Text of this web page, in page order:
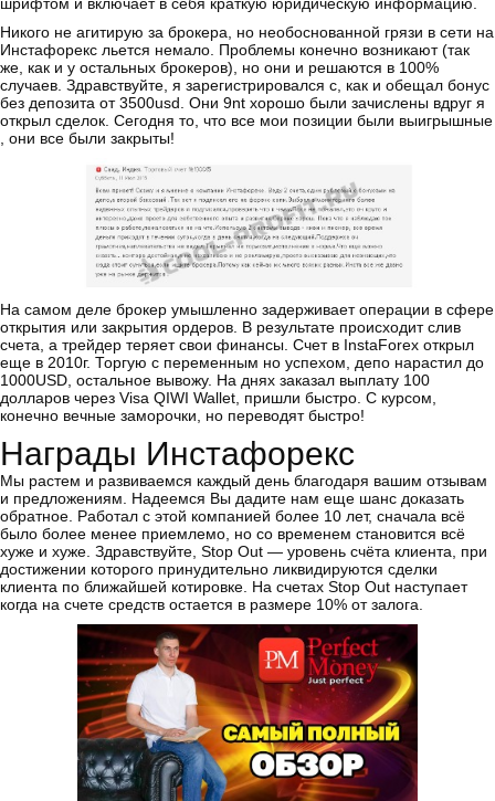
Никого не агитирую за брокера, но необоснованной грязи в сети на
Инстафорекс льется немало. Проблемы конечно возникают (так
же, как и у остальных брокеров), но они и решаются в 100%
случаев. Здравствуйте, я зарегистрировался с, как и обещал бонус
без депозита от 3500usd. Они 9nt хорошо были зачислены вдруг я
открыл сделок. Сегодня то, что все мои позиции были выигрышные
, они все были закрыты!
На самом деле брокер умышленно задерживает операции в сфере
открытия или закрытия ордеров. В результате происходит слив
счета, а трейдер теряет свои финансы. Счет в InstaForex открыл
еще в 2010г. Торгую с переменным но успехом, депо нарастил до
1000USD, остальное вывожу. На днях заказал выплату 100
долларов через Visa QIWI Wallet, пришли быстро. С курсом,
конечно вечные заморочки, но переводят быстро!
Награды Инстафорекс
Мы растем и развиваемся каждый день благодаря вашим отзывам
и предложениям. Надеемся Вы дадите нам еще шанс доказать
обратное. Работал с этой компанией более 10 лет, сначала всё
было более менее приемлемо, но со временем становится всё
хуже и хуже. Здравствуйте, Stop Out — уровень счёта клиента, при
достижении которого принудительно ликвидируются сделки
клиента по ближайшей котировке. На счетах Stop Out наступает
когда на счете средств остается в размере 10% от залога.